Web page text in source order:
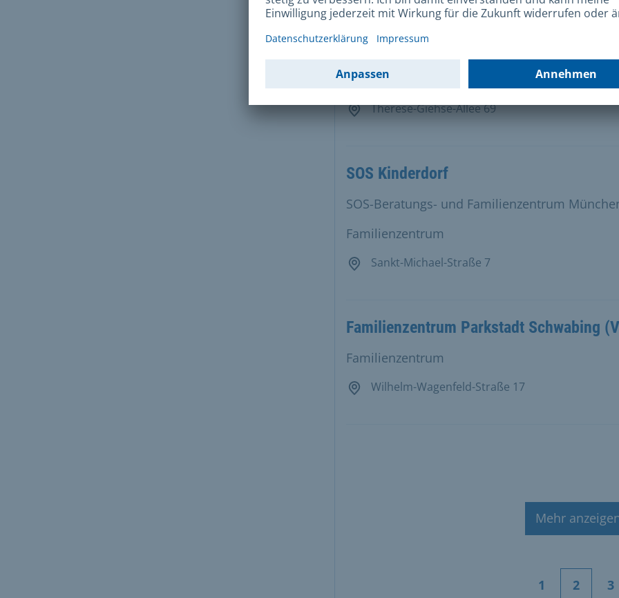
Familienzentrum Neuperlach
Familienzentrum
Therese-Giehse-Allee 69
SOS-Beratungs- und Familienzentrum
SOS Kinderdorf
Familienzentrum
Sankt-Michael-Straße 7
Familienzentrum Parkstadt Schwabing
Familienzentrum
Wilhelm-Wagenfeld-Straße 17
Mehr
1 2 3